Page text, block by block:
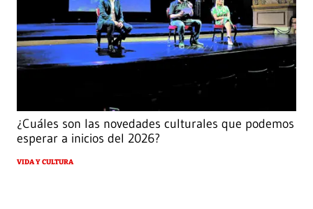
¿Cuáles son las novedades culturales que podemos
esperar a inicios del 2026?
VIDA Y CULTURA